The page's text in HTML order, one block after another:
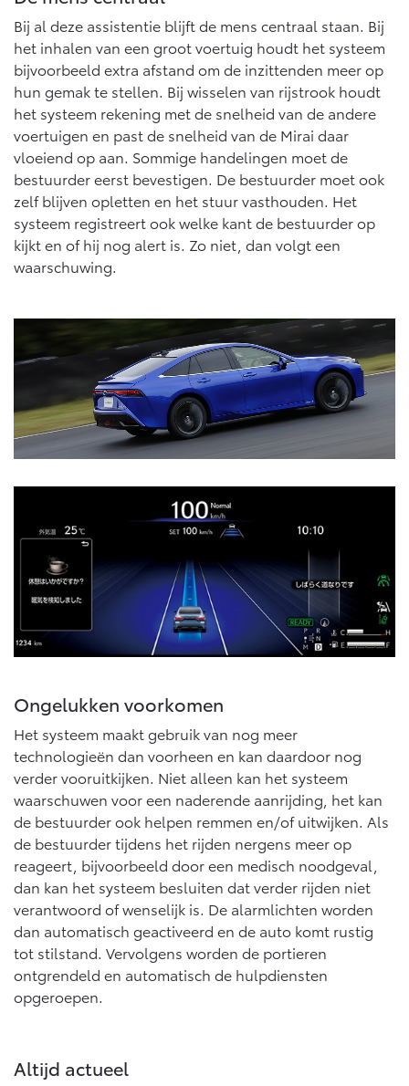
Land Cruiser (excl. BTW)
Vanaf € 89.986,-
Bij al deze assistentie blijft de mens centraal staan. Bij
het inhalen van een groot voertuig houdt het systeem
bijvoorbeeld extra afstand om de inzittenden meer op
hun gemak te stellen. Bij wisselen van rijstrook houdt
het systeem rekening met de snelheid van de andere
voertuigen en past de snelheid van de Mirai daar
vloeiend op aan. Sommige handelingen moet de
bestuurder eerst bevestigen. De bestuurder moet ook
zelf blijven opletten en het stuur vasthouden. Het
systeem registreert ook welke kant de bestuurder op
kijkt en of hij nog alert is. Zo niet, dan volgt een
waarschuwing.
Ongelukken voorkomen
Het systeem maakt gebruik van nog meer
technologieën dan voorheen en kan daardoor nog
verder vooruitkijken. Niet alleen kan het systeem
waarschuwen voor een naderende aanrijding, het kan
de bestuurder ook helpen remmen en/of uitwijken. Als
de bestuurder tijdens het rijden nergens meer op
reageert, bijvoorbeeld door een medisch noodgeval,
dan kan het systeem besluiten dat verder rijden niet
verantwoord of wenselijk is. De alarmlichten worden
dan automatisch geactiveerd en de auto komt rustig
tot stilstand. Vervolgens worden de portieren
ontgrendeld en automatisch de hulpdiensten
opgeroepen.
Altijd actueel